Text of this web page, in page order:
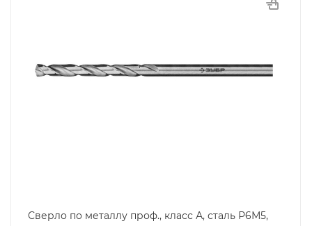
Сверло по металлу проф., класс А, сталь Р6М5,